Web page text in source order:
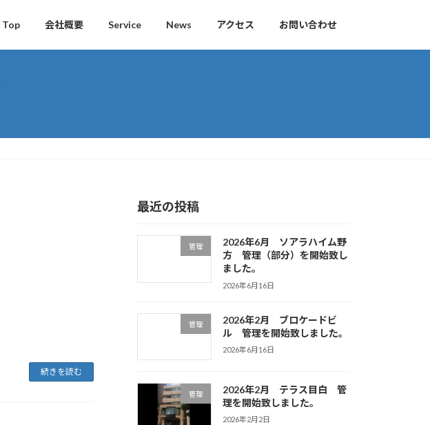
Top 会社概要 Service News アクセス お問い合わせ
続きを読む
最近の投稿
管理
2026年6月 ソアラハイム野
方 管理（部分）を開始致し
ました。
2026年6月16日
管理
2026年2月 ブロケードビ
ル 管理を開始致しました。
2026年6月16日
管理
2026年2月 テラス目白 管
理を開始致しました。
2026年2月2日